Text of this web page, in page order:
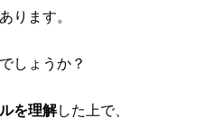
ります。
しょうか？
を理解した上で、